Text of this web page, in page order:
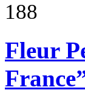
188
Fleur